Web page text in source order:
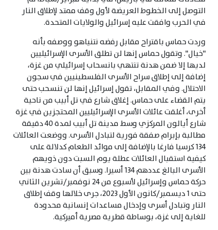
التوصل إلى الخطوط العريضة لأول وقف ممتد لإطلاق النار
في الحرب وافقت عليه إسرائيل والولايات المتحدة.
وردت حماس باقتراح مقابل رفضه نتنياهو ووصفه بأنه
"خيال". وتقول حماس إنها لن تطلق الأسرى الإسرائيليين
لديها إلا ضمن هدنة تنتهي بانسحاب إسرائيلي من غزة،
إضافة إلى إطلاق سراح الأسرى الفلسطينيين في سجون
الاحتلال. وفي المقابل، تقول إسرائيل إنها لن تنسحب حتى
يتم القضاء على حماس. إغلاق شارع في تل أبيب من ناحية
أخرى، أغلقت عائلات الأسرى الإسرائيليين المحتجزين في غزة
شارع أيالون المركزي وسط مدينة تل أبيب لمدة 40 دقيقة
مطالبة بإبرام صفقة فورية لتبادل الأسرى. ووضعت العائلات
134 كرسيا فارغا بالإضافة إلى موائد الطعام كدلالة على
كيفية استقبال العائلات عطلة يوم السبت دون ذويهم
الأسرى البالغ عددهم 134 أسيرا. وسبق أن سادت هدنة بين
حركة حماس وإسرائيل لأسبوع من 24 نوفمبر/تشرين الثاني
حتى 1 ديسمبر/كانون الأول 2023، جرى خلالها وقف إطلاق
النار وتبادل أسرى وإدخال مساعدات إنسانية محدودة
للغاية إلى غزة، بوساطة قطرية مصرية أميركية.